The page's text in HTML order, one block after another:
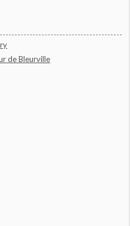
de Bleurville